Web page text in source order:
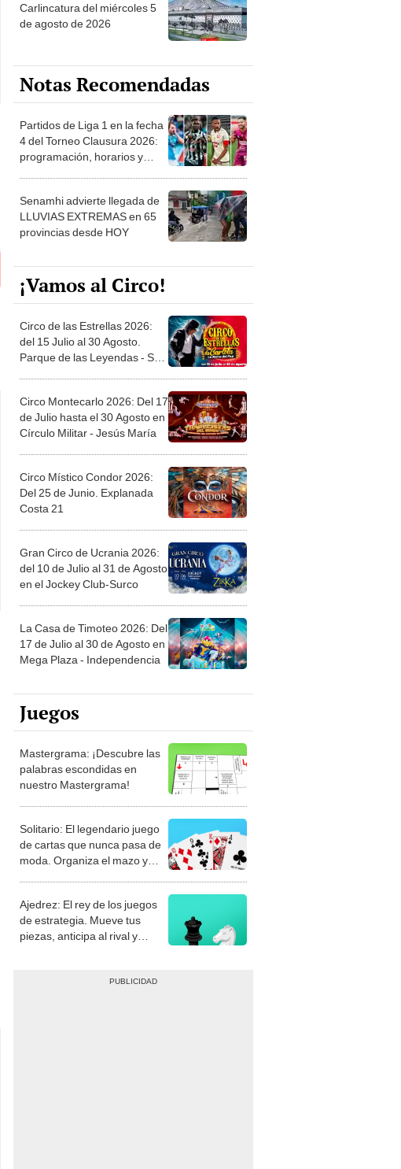
Carlincatura del miércoles 5
de agosto de 2026
Notas Recomendadas
Partidos de Liga 1 en la fecha
4 del Torneo Clausura 2026:
programación, horarios y
Senamhi advierte llegada de
LLUVIAS EXTREMAS en 65
provincias desde HOY
¡Vamos al Circo!
Circo de las Estrellas 2026:
del 15 Julio al 30 Agosto.
Parque de las Leyendas - San
Circo Montecarlo 2026: Del 17
de Julio hasta el 30 Agosto en
Círculo Militar - Jesús María
Circo Místico Condor 2026:
Del 25 de Junio. Explanada
Costa 21
Gran Circo de Ucrania 2026:
del 10 de Julio al 31 de Agosto
en el Jockey Club-Surco
La Casa de Timoteo 2026: Del
17 de Julio al 30 de Agosto en
Mega Plaza - Independencia
Juegos
Mastergrama: ¡Descubre las
palabras escondidas en
nuestro Mastergrama!
Solitario: El legendario juego
de cartas que nunca pasa de
moda. Organiza el mazo y
Ajedrez: El rey de los juegos
de estrategia. Mueve tus
piezas, anticipa al rival y